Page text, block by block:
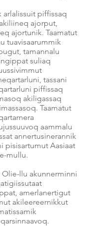
arlalissuit piffissaq
ajorput,
ajortunik. Taamatut
tuavisaarummik
tamannalu
suliaq
tassani
piffissaq
akiligassaq
Taamatut
aammalu
annertusinerannik
pisisartumut Aasiaat
mullu.
Olie-llu akunnerminni
amerlanertigut
akileereernikkut